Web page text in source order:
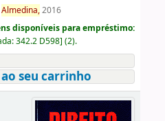
Almedina,2016
disponíveis para empréstimo:
342.2 D598] (2).
seu carrinho